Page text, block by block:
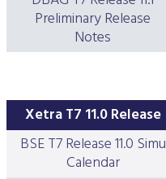
Preliminary Release
Notes
Xetra T7 11.0 Release
BSE T7 Release 11.0 Simu
Calendar